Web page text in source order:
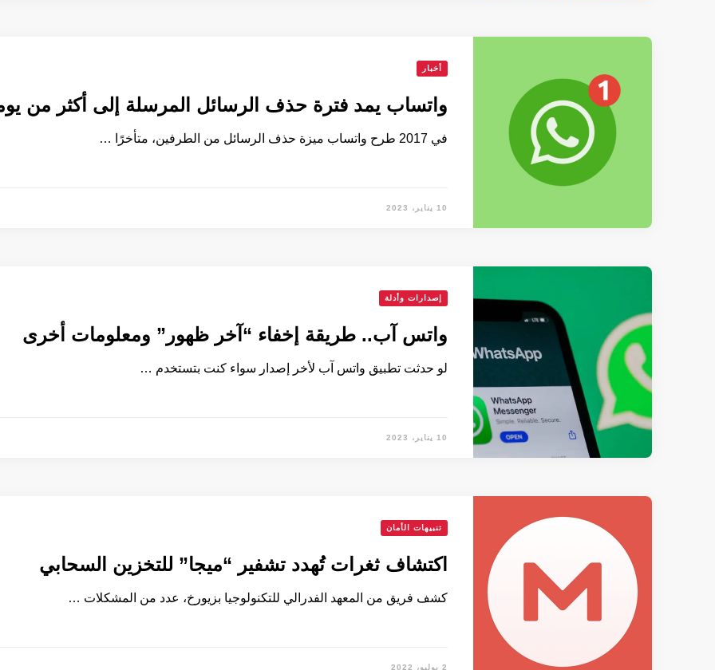
أخبار
واتساب يمد فترة حذف الرسائل المرسلة إلى أكثر من
في 2017 طرح واتساب ميزة حذف الرسائل من الطرفين، متأخرًا …
10 يناير، 2023
إصدارات وأدلة
واتس آب.. طريقة إخفاء “آخر ظهور” ومعلومات أخرى
لو حدثت تطبيق واتس آب لأخر إصدار سواء كنت بتستخدم …
10 يناير، 2023
تنبيهات الأمان
اكتشاف ثغرات تُهدد تشفير “ميجا” للتخزين السحابي
كشف فريق من المعهد الفدرالي للتكنولوجيا بزيورخ، عدد من المشكلات …
2 يوليو، 2022